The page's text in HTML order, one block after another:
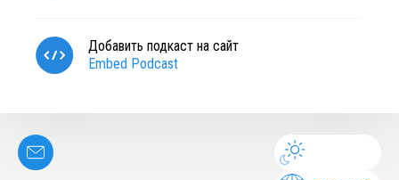
Добавить подкаст на сайт
Embed Podcast